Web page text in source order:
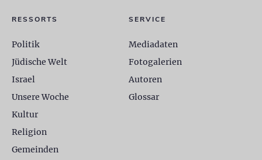
RESSORTS
Politik
Jüdische Welt
Israel
Unsere Woche
Kultur
Religion
Gemeinden
SERVICE
Mediadaten
Fotogalerien
Autoren
Glossar